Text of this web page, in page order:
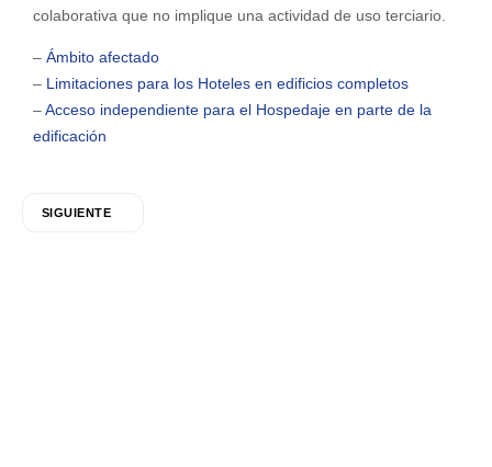
colaborativa que no implique una actividad de uso terciario.
– Ámbito afectado
– Limitaciones para los Hoteles en edificios completos
–Acceso independiente para el Hospedaje en parte de la
edificación
SIGUIENTE